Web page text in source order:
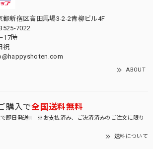
都新宿区高田馬場3-2-2青柳ビル4F
7022
17時
祝
ABOUT
購入で全国送料無料
即日発送!! ※お支払済み、ご決済済みのご注文に限り
送料について